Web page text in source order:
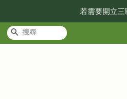
若需要開立
搜尋